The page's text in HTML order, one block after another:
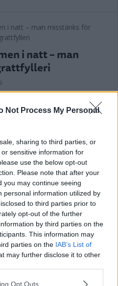
Not Process My Personal
sharing to third parties, or
sensitive information for
use the below opt-out
Please note that after your
you may continue seeing
personal information utilized by
to third parties prior to
opt-out of the further
by third parties on the
This information may
parties on the IAB’s List of
may further disclose it to other
app uses one or more Google
Opt Outs
i natt – man
ha misshandlat
– då hade tjuvar
bostad